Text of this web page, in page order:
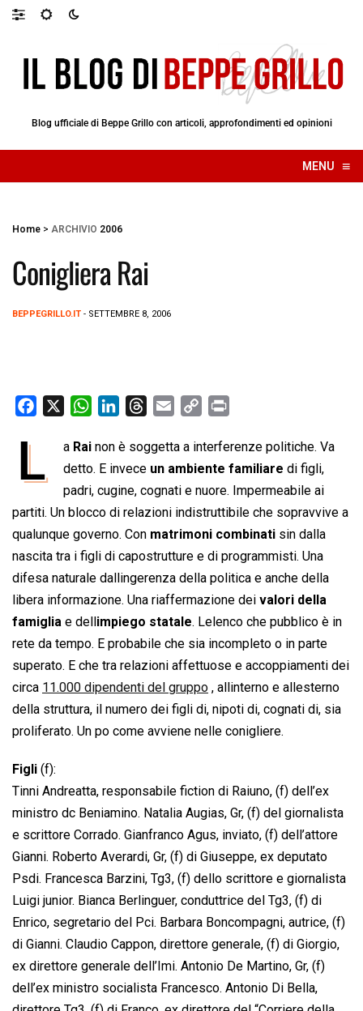
Blog ufficiale di Beppe Grillo con articoli, approfondimenti ed opinioni
MENU ≡
☰
Home > ARCHIVIO 2006
Conigliera Rai
BEPPEGRILLO.IT - SETTEMBRE 8, 2006
o
o
k
W
a
t
s
A
p
p
n
k
e
d
n
r
e
a
d
s
a
i
l
p
y
L
i
n
k
i
n
L a Rai non è soggetta a interferenze politiche. Va
detto. E invece un ambiente familiare di figli,
padri, cugine, cognati e nuore. Impermeabile ai
partiti. Un blocco di relazioni indistruttibile che sopravvive a
qualunque governo. Con matrimoni combinati sin dalla
nascita tra i figli di capostrutture e di programmisti. Una
difesa naturale dallingerenza della politica e anche della
libera informazione. Una riaffermazione dei valori della
famiglia e dell impiego statale. Lelenco che pubblico è in
rete da tempo. E probabile che sia incompleto o in parte
superato. E che tra relazioni affettuose e accoppiamenti dei
circa 11.000 dipendenti del gruppo , allinterno e allesterno
della struttura, il numero dei figli di, nipoti di, cognati di, sia
proliferato. Un po come avviene nelle conigliere.
Figli (f):
Tinni Andreatta, responsabile fiction di Raiuno, (f) dell’ex
ministro dc Beniamino. Natalia Augias, Gr, (f) del giornalista
e scrittore Corrado. Gianfranco Agus, inviato, (f) dell’attore
Gianni. Roberto Averardi, Gr, (f) di Giuseppe, ex deputato
Psdi. Francesca Barzini, Tg3, (f) dello scrittore e giornalista
Luigi junior. Bianca Berlinguer, conduttrice del Tg3, (f) di
Enrico, segretario del Pci. Barbara Boncompagni, autrice, (f)
di Gianni. Claudio Cappon, direttore generale, (f) di Giorgio,
ex direttore generale dell’Imi. Antonio De Martino, Gr, (f)
dell’ex ministro socialista Francesco. Antonio Di Bella,